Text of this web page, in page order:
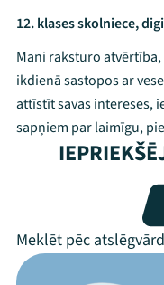
12. klases skolniece,
Mani raksturo
ikdienā sastopos ar
attīstīt savas intereses,
sapņiem par laimīgu,